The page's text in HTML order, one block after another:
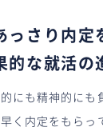
っさり内定
的な就活の
にも精神的にも
く内定をもらっ